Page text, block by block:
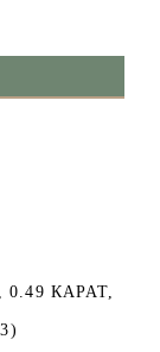
КАРАТ,